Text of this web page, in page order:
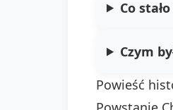
Co
Czym
Powieść